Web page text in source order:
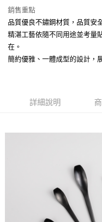
相關說明
【關於「AFTEE先享後付」】
AFTEE先享後付是「在收到商品
便利好安心！
１．簡單：不需註冊會員、不需綁
２．便利：只要手機號碼，簡訊認
結帳頁面，進行簡訊認證並確認金
※ 交易是否成功請以「AFTEE先
是否繳費成功／繳費後需取消欲
https://
１．透過由恩沛科技股份有限公
易，需依本服務之必要範圍內提
ATM付款
7-11取貨付款
宅配
銷售重點
品質優良不鏽鋼材質，品質安
精湛工藝依隨不同用途並考量
在。
簡約優雅、一體成型的設計，
詳細說明